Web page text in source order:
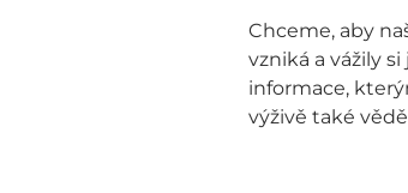
Chceme, aby
vzniká a vážily
informace,
výživě také